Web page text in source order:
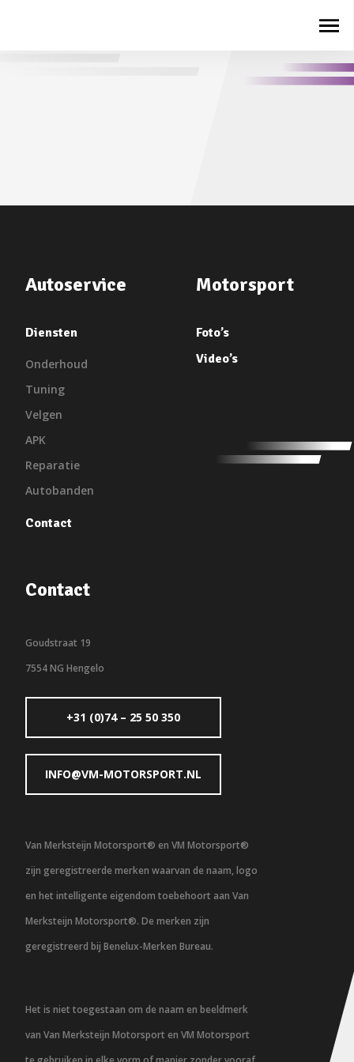
Autoservice
Diensten
Onderhoud
Tuning
Velgen
APK
Reparatie
Autobanden
Contact
Motorsport
Foto’s
Video’s
Contact
Goudstraat 19
7554 NG Hengelo
+31 (0)74 – 25 50 350
INFO@VM-MOTORSPORT.NL
Van Merksteijn Motorsport® en VM Motorsport®
zijn geregistreerde merken waarvan de naam, logo
en het intelligente eigendom toebehoort aan Van
Merksteijn Motorsport®. De merken zijn
geregistreerd bij Benelux-Merken Bureau.
Het is niet toegestaan om de naam en beeldmerk
van Van Merksteijn Motorsport en VM Motorsport